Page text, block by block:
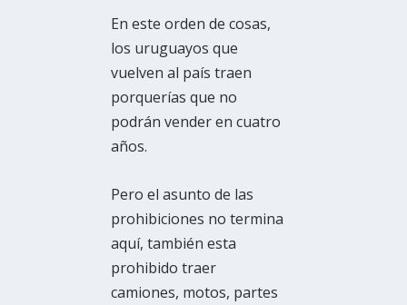
En este orden de cosas,
los uruguayos que
vuelven al país traen
porquerías que no
podrán vender en cuatro
años.
Pero el asunto de las
prohibiciones no termina
aquí, también esta
prohibido traer
camiones, motos, partes